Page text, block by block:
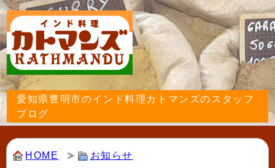
愛知県豊明市のインド料理カトマンズのスタッフ
ブログ
HOME お知らせ